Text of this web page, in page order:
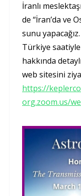
İranlı
de “İran’da ve
sunu
Türkiye saatiyle
hakkında
web sitesini
https://
org.zoom.us/